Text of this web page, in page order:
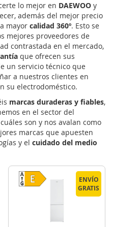
lo mejor en DAEWOO y
además del mejor precio
mayor calidad 360º. Esto se
mejores proveedores de
contrastada en el mercado,
que ofrecen sus
un servicio técnico que
a nuestros clientes en
su electrodoméstico.
marcas duraderas y fiables,
en el sector del
son y nos avalan como
marcas que apuesten
y el cuidado del medio
ENVÍO
GRATIS